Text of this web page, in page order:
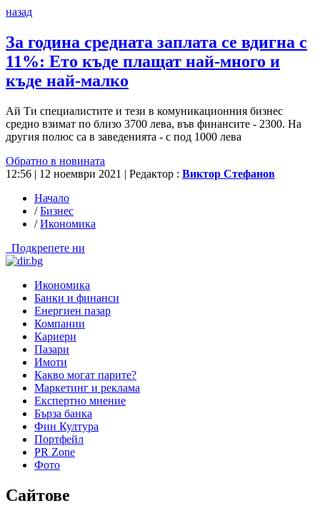
назад
За година средната заплата се вдигна с
11%: Ето къде плащат най-много и
къде най-малко
Ай Ти специалистите и тези в комуникационния бизнес
средно взимат по близо 3700 лева, във финансите - 2300. На
другия полюс са в заведенията - с под 1000 лева
Обратно в новината
12:56 | 12 ноември 2021 | Редактор : Виктор Стефанов
Начало
/Бизнес
/Икономика
Подкрепете ни
Икономика
Банки и финанси
Енергиен пазар
Компании
Кариери
Пазари
Имоти
Какво могат парите?
Маркетинг и реклама
Експертно мнение
Бърза банка
Фин Култура
Портфейл
PR Zone
Фото
Сайтове